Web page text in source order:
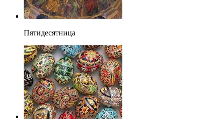
Пятидесятница